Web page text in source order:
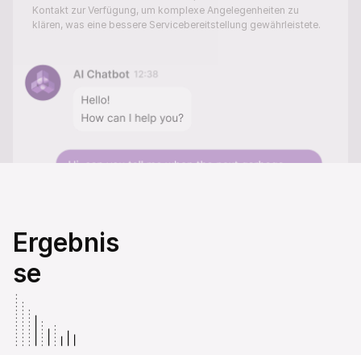
Kontakt zur Verfügung, um komplexe Angelegenheiten zu
klären, was eine bessere Servicebereitstellung gewährleistete.
Ergebnis
se